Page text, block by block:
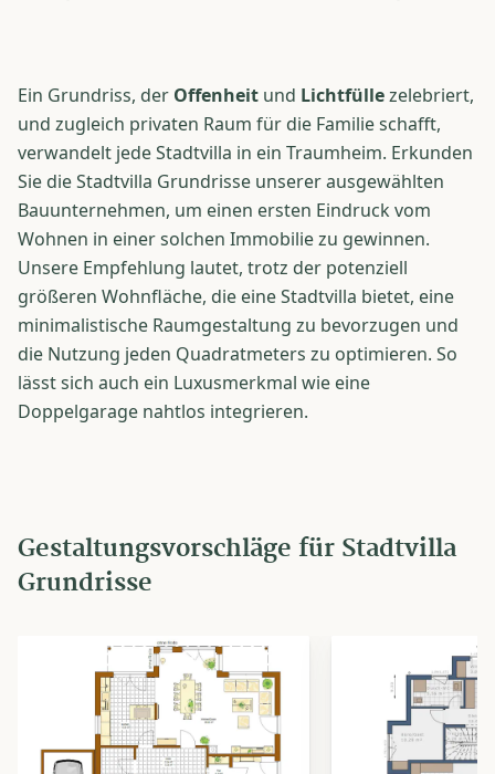
Ein Grundriss, der Offenheit und Lichtfüllezelebriert,
und zugleich privaten Raum für die Familie schafft,
verwandelt jede Stadtvilla in ein Traumheim. Erkunden
Sie die Stadtvilla Grundrisse unserer ausgewählten
Bauunternehmen, um einen ersten Eindruck vom
Wohnen in einer solchen Immobilie zu gewinnen.
Unsere Empfehlung lautet, trotz der potenziell
größeren Wohnfläche, die eine Stadtvilla bietet, eine
minimalistische Raumgestaltung zu bevorzugen und
die Nutzung jeden Quadratmeters zu optimieren. So
lässt sich auch ein Luxusmerkmal wie eine
Doppelgarage nahtlos integrieren.
Gestaltungsvorschläge für Stadtvilla
Grundrisse